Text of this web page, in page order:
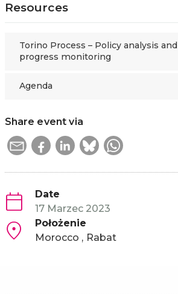
Resources
Torino Process – Policy analysis and
progress monitoring
Agenda
Share event via
Date
17 Marzec 2023
Położenie
Morocco
Rabat